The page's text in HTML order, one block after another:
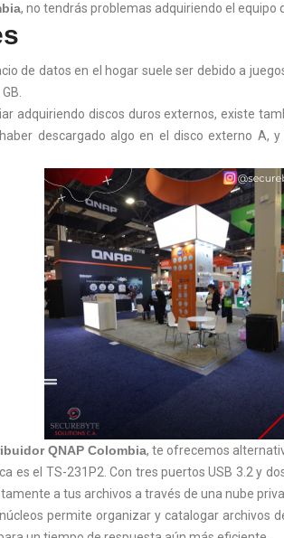
, no tendrás problemas adquiriendo el equipo
de datos en el hogar suele ser debido a
adquiriendo discos duros externos, existe
descargado algo en el disco externo A,
QNAP Colombia, te ofrecemos
es el TS-231P2. Con tres puertos USB 3.2 y
a tus archivos a través de una nube
permite organizar y catalogar archivos